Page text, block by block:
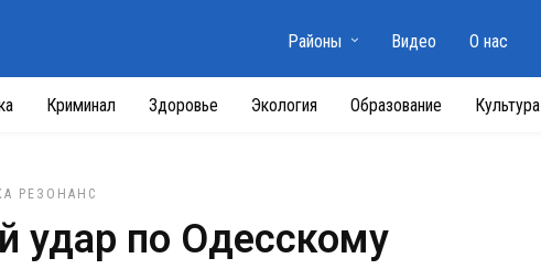
Криминал Здоровье Экология Образование Культура
Районы Видео О нас
РЕЗОНАНС
удар по Одесскому